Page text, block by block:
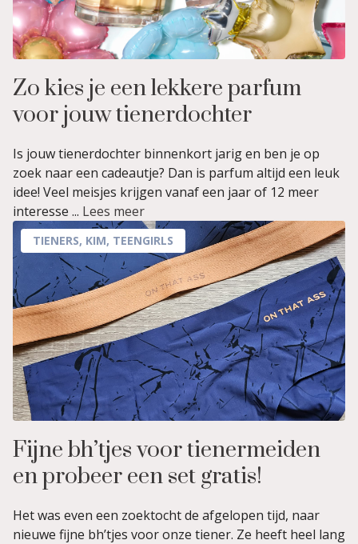
Zo kies je een lekkere parfum
voor jouw tienerdochter
Is jouw tienerdochter binnenkort jarig en ben je op
zoek naar een cadeautje? Dan is parfum altijd een leuk
idee! Veel meisjes krijgen vanaf een jaar of 12 meer
interesse ... Lees meer
TIENERS, KIM, TEENGIRLS
Fijne bh’tjes voor tienermeiden
en probeer een set gratis!
Het was even een zoektocht de afgelopen tijd, naar
nieuwe fijne bh’tjes voor onze tiener. Ze heeft heel lang